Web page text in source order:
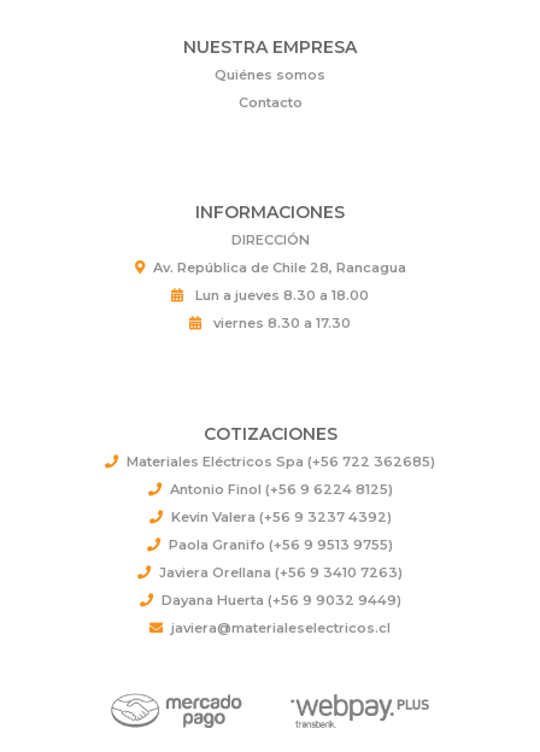
NUESTRA EMPRESA
Quiénes somos
Contacto
INFORMACIONES
DIRECCIÓN
Av. República de Chile 28, Rancagua
Lun a jueves 8.30 a 18.00
viernes 8.30 a 17.30
COTIZACIONES
Materiales Eléctricos Spa (+56 722 362685)
Antonio Finol (+56 9 6224 8125)
Kevin Valera (+56 9 3237 4392)
Paola Granifo (+56 9 9513 9755)
Javiera Orellana (+56 9 3410 7263)
Dayana Huerta (+56 9 9032 9449)
javiera@materialeselectricos.cl